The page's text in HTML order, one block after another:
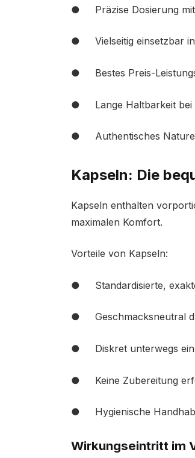
● Präzise Dosierung mit
● Vielseitig einsetzbar in
● Bestes Preis-
● Lange Haltbarkeit bei
● Authentisches
Kapseln: Die
Kapseln enthalten
maximalen Komfort.
Vorteile von Kapseln:
● Standardisierte,
● Geschmacksneutral
● Diskret unterwegs
● Keine Zubereitung
● Hygienische
Wirkungseintritt im